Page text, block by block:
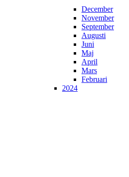
December
November
September
Augusti
Juni
Maj
April
Mars
Februari
2024